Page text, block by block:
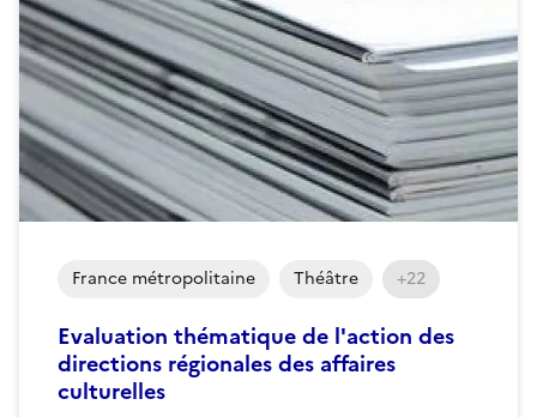
Evaluation thématique de l'action des
directions régionales des affaires
culturelles
France métropolitaine Théâtre +22